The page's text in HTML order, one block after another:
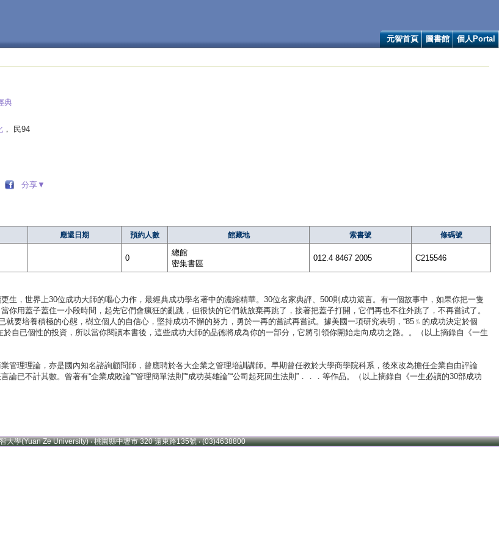
元智首頁 圖書館 個人Portal
典
， 民94
分享▼
應還日期 預約人數 館藏地 索書號 條碼號
0
總館
密集書區
012.4 8467 2005 C215546
生，世界上30位成功大師的嘔心力作，最經典成功學名著中的濃縮精華。30位名家典評、500則成功箴言。有一個故事中，如果你把一隻
你用蓋子蓋住一小段時間，起先它們會瘋狂的亂跳，但很快的它們就放棄再跳了，接著把蓋子打開，它們再也不往外跳了，不再嘗試了。
就要培養積極的心態，樹立個人的自信心，堅持成功不懈的努力，勇於一再的嘗試再嘗試。據美國一項研究表明，“85﹪的成功決定於個
自已個性的投資，所以當你閱讀本書後，這些成功大師的品德將成為你的一部分，它將引領你開始走向成功之路。。（以上摘錄自《一生
管理理論，亦是國內知名諮詢顧問師，曾應聘於各大企業之管理培訓講師。早期曾任教於大學商學院科系，後來改為擔任企業自由評論
論已不計其數。曾著有“企業成敗論”“管理簡單法則”“成功英雄論”“公司起死回生法則”．．．等作品。（以上摘錄自《一生必讀的30部成功
大學(Yuan Ze University) ‧ 桃園縣中壢市 320 遠東路135號 ‧ (03)4638800